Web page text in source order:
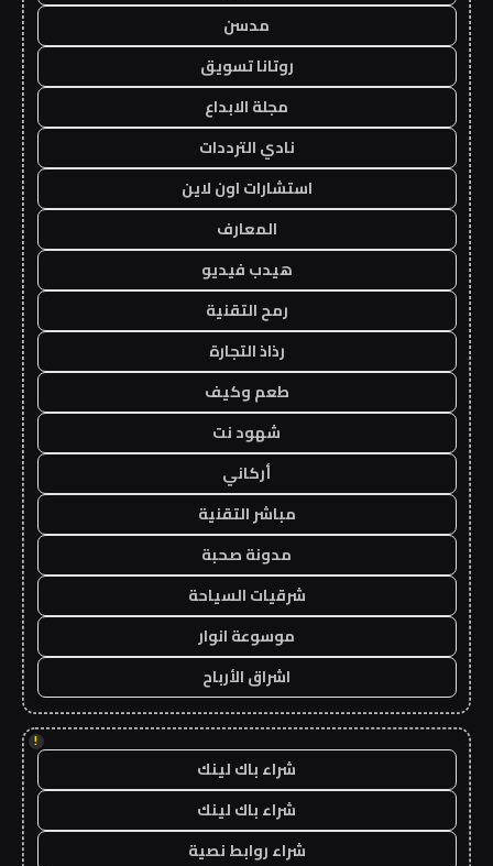
مدسن
روتانا تسويق
مجلة الابداع
نادي الترددات
استشارات اون لاين
المعارف
هيدب فيديو
رمح التقنية
رذاذ التجارة
طعم وكيف
شهود نت
أركاني
مباشر التقنية
مدونة صحبة
شرقيات السياحة
موسوعة انوار
اشراق الأرباح
!
شراء باك لينك
شراء باك لينك
شراء روابط نصية